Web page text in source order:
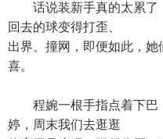
话说装新手真的太累了
回去的球变得打歪、
出界、撞网，即便如此，
喜。
程婉一根手指点着下巴
婷，周末我们去逛逛